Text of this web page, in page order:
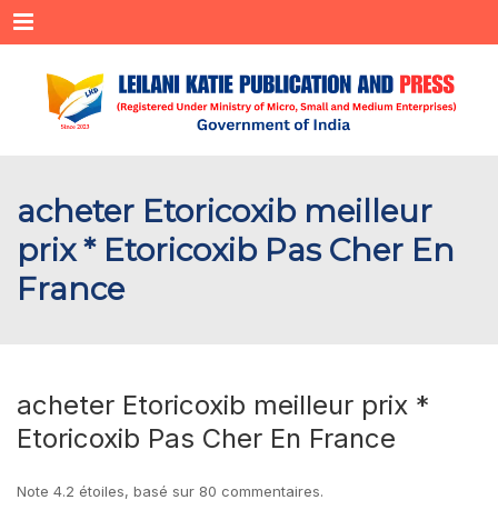
Menu
acheter Etoricoxib meilleur
prix * Etoricoxib Pas Cher En
France
acheter Etoricoxib meilleur prix *
Etoricoxib Pas Cher En France
Note 4.2 étoiles, basé sur 80 commentaires.